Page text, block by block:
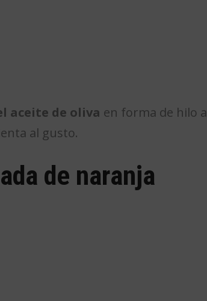
aceite de oliva en forma de hilo a
al gusto.
de naranja